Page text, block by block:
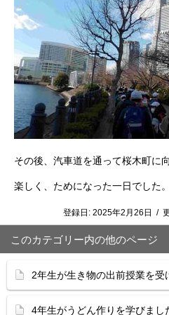
その後、汽車道を通って桜木町に
楽しく、ためになった一日でした。
登録日: 2025年2月26日 /
このカテゴリー内の他のページ
2年生が生き物の出前授業を受
4年生がうどん作りを学びまし